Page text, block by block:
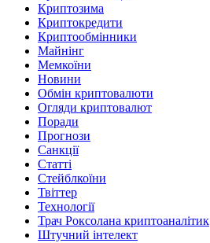
Криптозима
Криптокредити
Криптообмінники
Майнінг
Мемкоїни
Новини
Обмін криптовалюти
Огляди криптовалют
Поради
Прогнози
Санкції
Статті
Стейблкоїни
Твіттер
Технології
Трач Роксолана криптоаналітик
Штучний інтелект